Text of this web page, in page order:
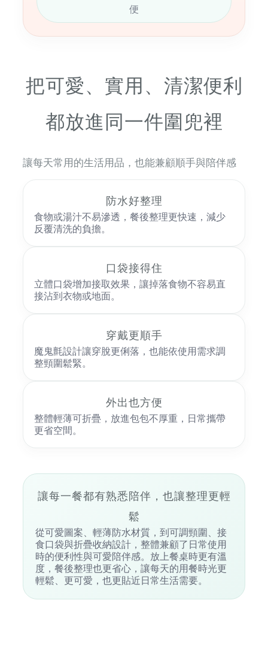
便
把可愛、實用、清潔便利
都放進同一件圍兜裡
讓每天常用的生活用品，也能兼顧順手與陪伴感
防水好整理
食物或湯汁不易滲透，餐後整理更快速，減少
反覆清洗的負擔。
口袋接得住
立體口袋增加接取效果，讓掉落食物不容易直
接沾到衣物或地面。
穿戴更順手
魔鬼氈設計讓穿脫更俐落，也能依使用需求調
整頸圍鬆緊。
外出也方便
整體輕薄可折疊，放進包包不厚重，日常攜帶
更省空間。
讓每一餐都有熟悉陪伴，也讓整理更輕
鬆
從可愛圖案、輕薄防水材質，到可調頸圍、接
食口袋與折疊收納設計，整體兼顧了日常使用
時的便利性與可愛陪伴感。放上餐桌時更有溫
度，餐後整理也更省心，讓每天的用餐時光更
輕鬆、更可愛，也更貼近日常生活需要。